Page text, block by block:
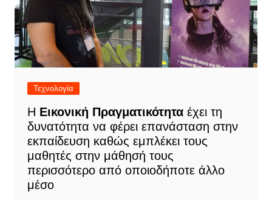
Τεχνολογία
Η Εικονική Πραγματικότηταέχει τη
δυνατότητα να φέρει επανάσταση στην
εκπαίδευση καθώς εμπλέκει τους
μαθητές στην μάθησή τους
περισσότερο από οποιοδήποτε άλλο
μέσο